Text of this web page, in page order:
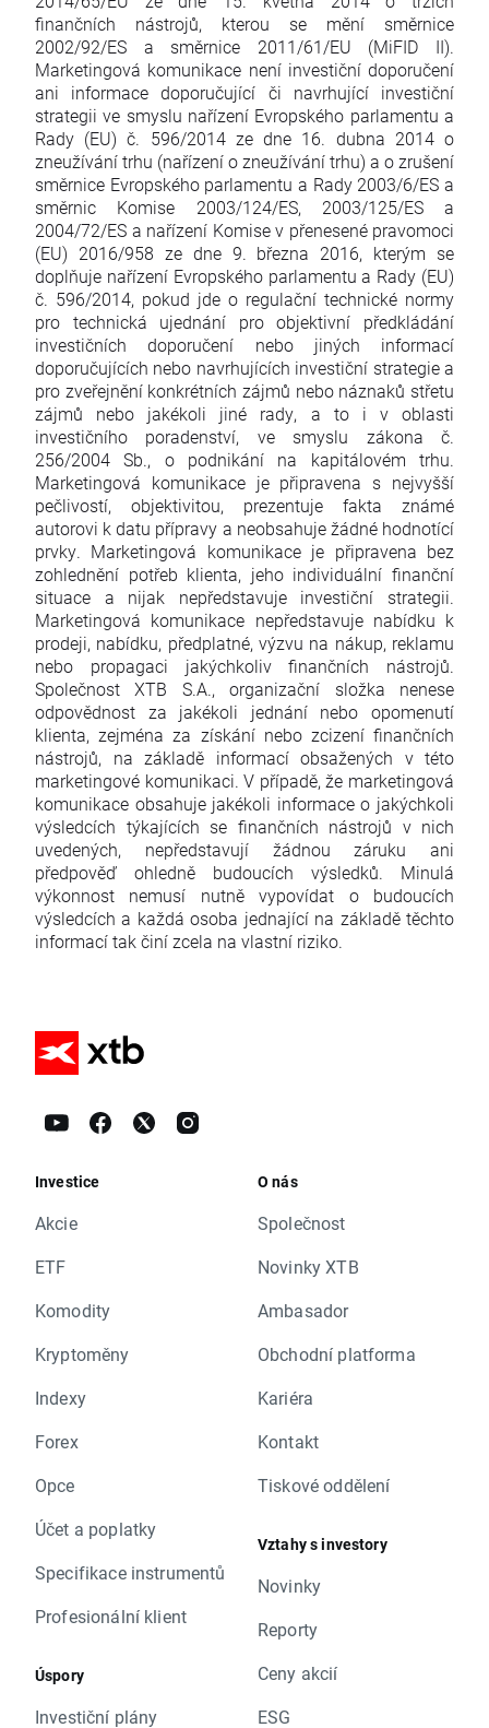
finančních nástrojů, kterou se mění směrnice
2002/92/ES a směrnice 2011/61/EU (MiFID II).
Marketingová komunikace není investiční doporučení
ani informace doporučující či navrhující investiční
strategii ve smyslu nařízení Evropského parlamentu a
Rady (EU) č. 596/2014 ze dne 16. dubna 2014 o
zneužívání trhu (nařízení o zneužívání trhu) a o zrušení
směrnice Evropského parlamentu a Rady 2003/6/ES a
směrnic Komise 2003/124/ES, 2003/125/ES a
2004/72/ES a nařízení Komise v přenesené pravomoci
(EU) 2016/958 ze dne 9. března 2016, kterým se
doplňuje nařízení Evropského parlamentu a Rady (EU)
č. 596/2014, pokud jde o regulační technické normy
pro technická ujednání pro objektivní předkládání
investičních doporučení nebo jiných informací
doporučujících nebo navrhujících investiční strategie a
pro zveřejnění konkrétních zájmů nebo náznaků střetu
zájmů nebo jakékoli jiné rady, a to i v oblasti
investičního poradenství, ve smyslu zákona č.
256/2004 Sb., o podnikání na kapitálovém trhu.
Marketingová komunikace je připravena s nejvyšší
pečlivostí, objektivitou, prezentuje fakta známé
autorovi k datu přípravy a neobsahuje žádné hodnotící
prvky. Marketingová komunikace je připravena bez
zohlednění potřeb klienta, jeho individuální finanční
situace a nijak nepředstavuje investiční strategii.
Marketingová komunikace nepředstavuje nabídku k
prodeji, nabídku, předplatné, výzvu na nákup, reklamu
nebo propagaci jakýchkoliv finančních nástrojů.
Společnost XTB S.A., organizační složka nenese
odpovědnost za jakékoli jednání nebo opomenutí
klienta, zejména za získání nebo zcizení finančních
nástrojů, na základě informací obsažených v této
marketingové komunikaci. V případě, že marketingová
komunikace obsahuje jakékoli informace o jakýchkoli
výsledcích týkajících se finančních nástrojů v nich
uvedených, nepředstavují žádnou záruku ani
předpověď ohledně budoucích výsledků. Minulá
výkonnost nemusí nutně vypovídat o budoucích
výsledcích a každá osoba jednající na základě těchto
informací tak činí zcela na vlastní riziko.
Investice
Akcie
ETF
Komodity
Kryptoměny
Indexy
Forex
Opce
Účet a poplatky
Specifikace instrumentů
Profesionální klient
Úspory
Investiční plány
O nás
Společnost
Novinky XTB
Ambasador
Obchodní platforma
Kariéra
Kontakt
Tiskové oddělení
Vztahy s investory
Novinky
Reporty
Ceny akcií
ESG